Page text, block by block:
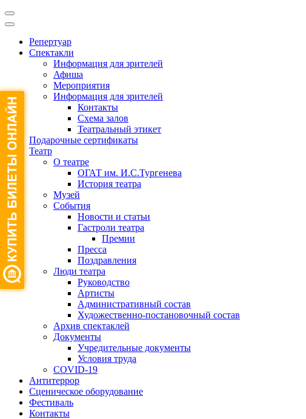
Репертуар
Спектакли
Информация для зрителей
Афиша
Мероприятия
Информация для зрителей
Контакты
Схема залов
Театральный этикет
Подарочные сертификаты
Театр
О театре
ОГАТ им. И.С.Тургенева
История театра
Музей
События
Новости и статьи
Гастроли театра
Премии
Пресса
Поздравления
Люди театра
Руководство
Артисты
Административный состав
Художественно-постановочный состав
Архив спектаклей
Документы
Учредительные документы
Условия труда
COVID-19
Антитеррор
Сценическое оборудование
Фестиваль
Контакты